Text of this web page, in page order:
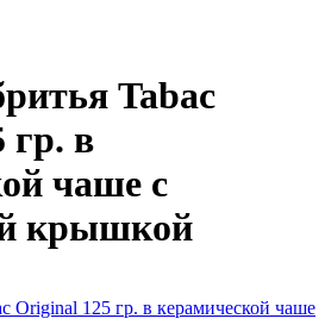
Tabac
гр. в
чаше с
крышкой